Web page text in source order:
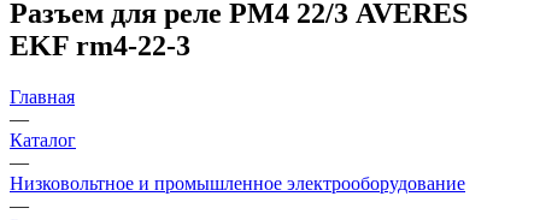
Разъем для реле РМ4 22/3 AVERES
EKF rm4-22-3
Главная
—
Каталог
—
Низковольтное и промышленное электрооборудование
—